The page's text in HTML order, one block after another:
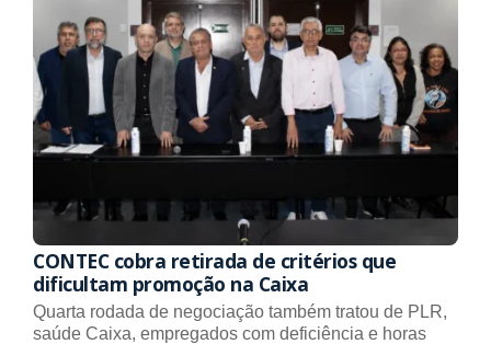
CONTEC cobra retirada de critérios que
dificultam promoção na Caixa
Quarta rodada de negociação também tratou de PLR,
saúde Caixa, empregados com deficiência e horas